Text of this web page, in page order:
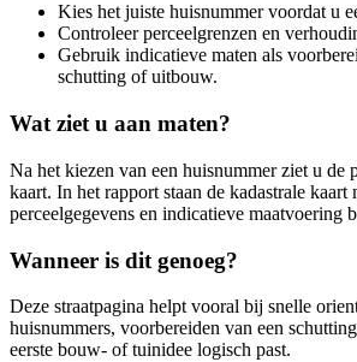
Kies het juiste huisnummer voordat u
Controleer perceelgrenzen en
Gebruik indicatieve maten als
schutting of uitbouw.
Wat ziet u aan maten?
Na het kiezen van een huisnummer ziet u de
kaart. In het rapport staan de kadastrale kaart
perceelgegevens en indicatieve maatvoering
Wanneer is dit genoeg?
Deze straatpagina helpt vooral bij snelle
huisnummers, voorbereiden van een
eerste bouw- of tuinidee logisch past.